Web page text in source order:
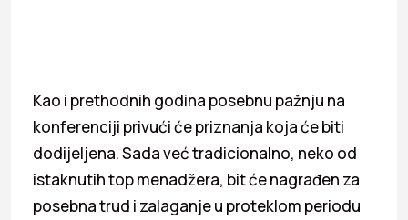
Kao i prethodnih godina posebnu pažnju na
konferenciji privući će priznanja koja će biti
dodijeljena. Sada već tradicionalno, neko od
istaknutih top menadžera, bit će nagrađen za
posebna trud i zalaganje u proteklom periodu